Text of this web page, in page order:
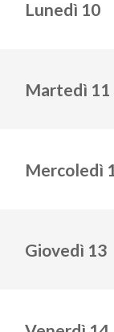
Lunedì 10
Martedì 11
Mercoledì
Giovedì 13